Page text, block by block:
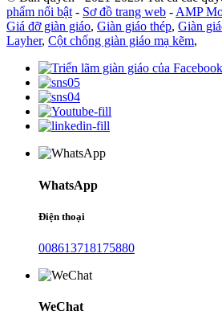
phẩm nổi bật - Sơ đồ trang web - AMP
Giá đỡ giàn giáo, Giàn giáo thép, Giàn
Layher, Cột chống giàn giáo mạ kẽm,
WhatsApp
Điện thoại
008613718175880
WeChat